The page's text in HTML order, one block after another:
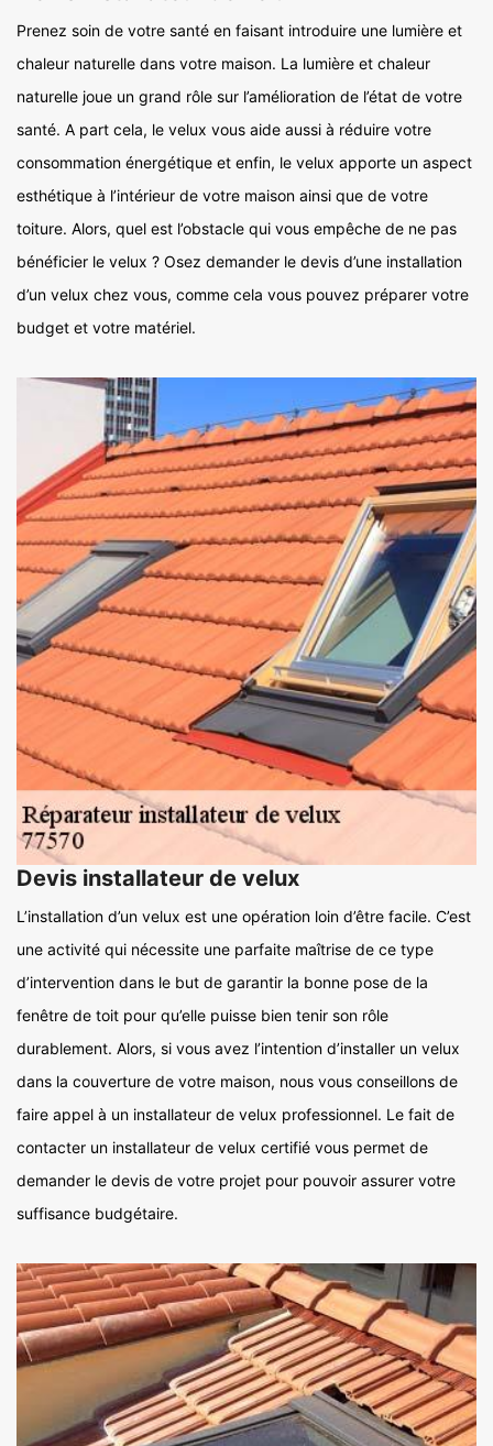
Prenez soin de votre santé en faisant introduire une lumière et
chaleur naturelle dans votre maison. La lumière et chaleur
naturelle joue un grand rôle sur l’amélioration de l’état de votre
santé. A part cela, le velux vous aide aussi à réduire votre
consommation énergétique et enfin, le velux apporte un aspect
esthétique à l’intérieur de votre maison ainsi que de votre
toiture. Alors, quel est l’obstacle qui vous empêche de ne pas
bénéficier le velux ? Osez demander le devis d’une installation
d’un velux chez vous, comme cela vous pouvez préparer votre
budget et votre matériel.
Devis installateur de velux
L’installation d’un velux est une opération loin d’être facile. C’est
une activité qui nécessite une parfaite maîtrise de ce type
d’intervention dans le but de garantir la bonne pose de la
fenêtre de toit pour qu’elle puisse bien tenir son rôle
durablement. Alors, si vous avez l’intention d’installer un velux
dans la couverture de votre maison, nous vous conseillons de
faire appel à un installateur de velux professionnel. Le fait de
contacter un installateur de velux certifié vous permet de
demander le devis de votre projet pour pouvoir assurer votre
suffisance budgétaire.